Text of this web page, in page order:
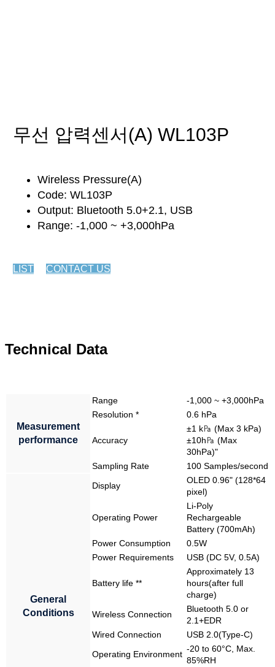
무선 압력센서(A) WL103P
Wireless Pressure(A)
Code: WL103P
Output: Bluetooth 5.0+2.1, USB
Range: -1,000 ~ +3,000hPa
LIST CONTACT US
Technical Data
Measurement
performance
Range
-1,000 ~ +3,000hPa
Resolution *
0.6 hPa
Accuracy
±1 k㎩ (Max 3 kPa)
±10h㎩ (Max
30hPa)"
Sampling Rate
100 Samples/second
General
Conditions
Display
OLED 0.96" (128*64
pixel)
Operating Power
Li-Poly
Rechargeable
Battery (700mAh)
Power Consumption
0.5W
Power Requirements
USB (DC 5V, 0.5A)
Battery life **
Approximately 13
hours(after full
charge)
Wireless Connection
Bluetooth 5.0 or
2.1+EDR
Wired Connection
USB 2.0(Type-C)
Operating Environment
-20 to 60°C, Max.
85%RH